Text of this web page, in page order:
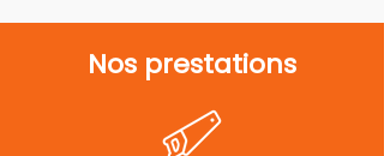
Nos prestations